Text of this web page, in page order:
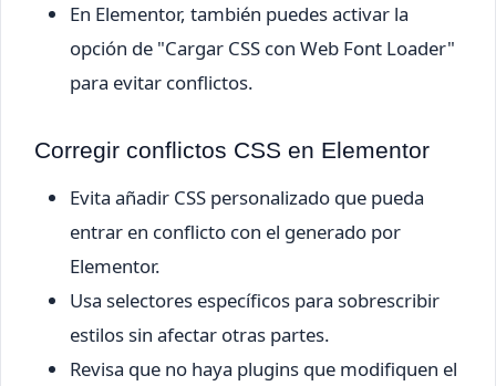
En Elementor, también puedes activar la
opción de "Cargar CSS con Web Font Loader"
para evitar conflictos.
Corregir conflictos CSS en Elementor
Evita añadir CSS personalizado que pueda
entrar en conflicto con el generado por
Elementor.
Usa selectores específicos para sobrescribir
estilos sin afectar otras partes.
Revisa que no haya plugins que modifiquen el